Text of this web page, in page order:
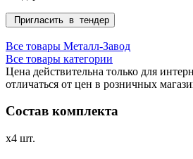
Пригласить в тендер
Все товары Металл-Завод
Все товары категории
Цена действительна только для
отличаться от цен в розничных
Состав комплекта
x4 шт.